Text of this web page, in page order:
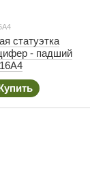
статуэтка
- падший